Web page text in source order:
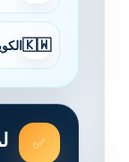
🇰🇼
✅